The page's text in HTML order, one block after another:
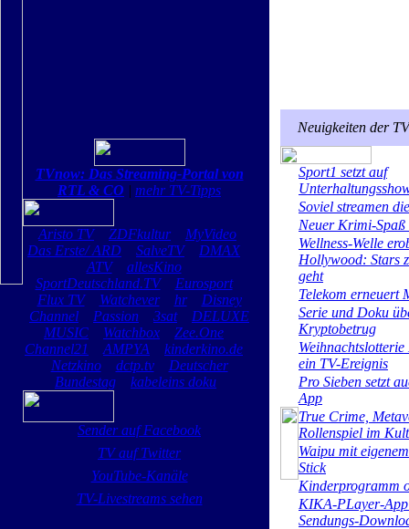
TVnow: Das Streaming-Portal von
RTL & CO | mehr TV-Tipps
Aristo TV ZDFkultur
MyVideo
Das Erste/ ARD
SalveTV
DMAX
ATV
allesKino
SportDeutschland.TV
Eurosport
Flux TV
Watchever hr
Disney
Channel
Passion 3sat
DELUXE
MUSIC
Watchbox
Zee.One
Channel21
AMPYA
kinderkino.de
Netzkino
dctp.tv
Deutscher
Bundestag
kabeleins doku
Sender auf Facebook
TV auf Twitter
YouTube-Kanäle
TV-Livestreams sehen
Neuigkeiten der
Sport1 setzt auf
Soviel streamen
Neuer Krimi-Spaß
Wellness-Welle
Hollywood: Stars
geht
Telekom erneuert
Serie und Doku
Kryptobetrug
ein TV-Ereignis
Pro Sieben setzt
App
True Crime,
Rollenspiel im
Waipu mit
Stick
Kinderprogramm
KIKA-PLayer-
Sendungs-